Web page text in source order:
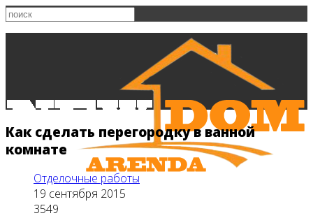
Как сделать перегородку в ванной
комнате
Отделочные работы
19 сентября 2015
3549